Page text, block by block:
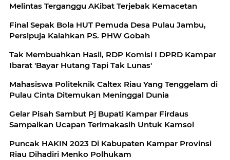
Melintas Terganggu AKibat Terjebak Kemacetan
Final Sepak Bola HUT Pemuda Desa Pulau Jambu,
Persipuja Kalahkan PS. PHW Gobah
Tak Membuahkan Hasil, RDP Komisi I DPRD Kampar
Ibarat 'Bayar Hutang Tapi Tak Lunas'
Mahasiswa Politeknik Caltex Riau Yang Tenggelam di
Pulau Cinta Ditemukan Meninggal Dunia
Gelar Pisah Sambut Pj Bupati Kampar Firdaus
Sampaikan Ucapan Terimakasih Untuk Kamsol
Puncak HAKIN 2023 Di Kabupaten Kampar Provinsi
Riau Dihadiri Menko Polhukam